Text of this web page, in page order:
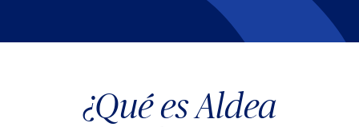
¿Qué es Aldea